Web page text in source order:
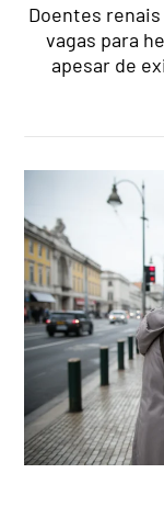
Doentes
vagas para
apesar de